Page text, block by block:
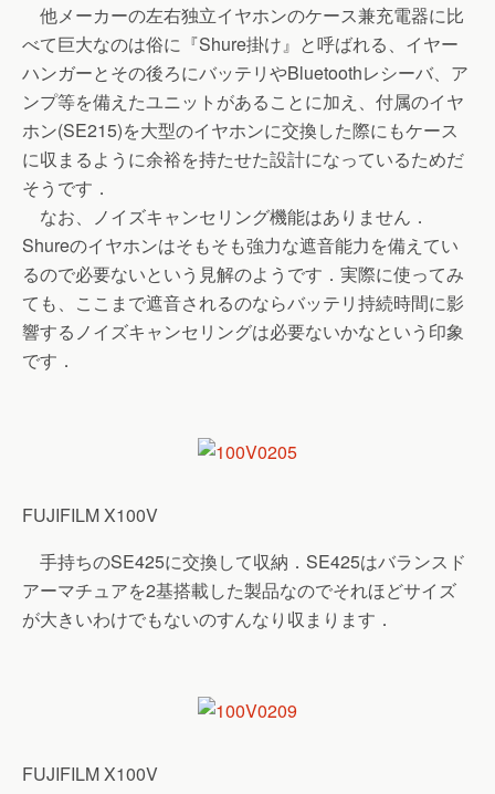
他メーカーの左右独立イヤホンのケース兼充電器に比
べて巨大なのは俗に『Shure掛け』と呼ばれる、イヤー
ハンガーとその後ろにバッテリやBluetoothレシーバ、ア
ンプ等を備えたユニットがあることに加え、付属のイヤ
ホン(SE215)を大型のイヤホンに交換した際にもケース
に収まるように余裕を持たせた設計になっているためだ
そうです．
なお、ノイズキャンセリング機能はありません．
Shureのイヤホンはそもそも強力な遮音能力を備えてい
るので必要ないという見解のようです．実際に使ってみ
ても、ここまで遮音されるのならバッテリ持続時間に影
響するノイズキャンセリングは必要ないかなという印象
です．
FUJIFILM X100V
手持ちのSE425に交換して収納．SE425はバランスド
アーマチュアを2基搭載した製品なのでそれほどサイズ
が大きいわけでもないのすんなり収まります．
FUJIFILM X100V